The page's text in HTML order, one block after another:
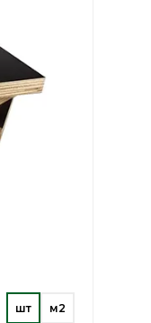
шт м2